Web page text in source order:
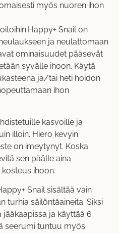
myös nuoren ihon
Snail on
ja neulattomaan
ominaisuudet pääsevät
syvälle ihoon. Käytä
ja/tai heti hoidon
ihon
kasvoille ja
illoin. Hiero kevyin
on imeytynyt. Koska
sen päälle aina
ihoon.
Snail sisältää vain
turhia säilöntäaineita. Siksi
ja käyttää 6
seerumi tuntuu myös